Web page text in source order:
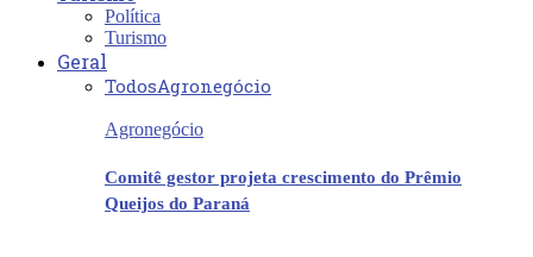
Política
Turismo
Geral
TodosAgronegócio
Agronegócio
Comitê gestor projeta crescimento do Prêmio
Queijos do Paraná